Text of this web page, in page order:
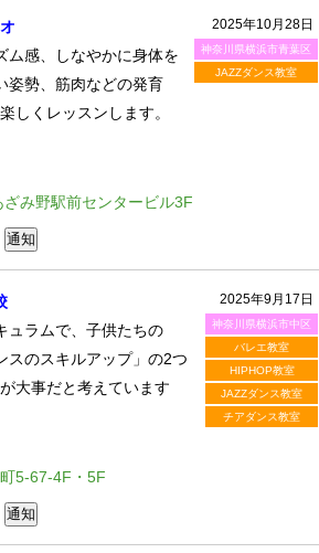
2025年10月28日
神奈川県横浜市青葉区
JAZZダンス教室
ム感、しなやかに身体を
姿勢、筋肉などの発育
しくレッスンします。
み野駅前センタービル3F
2025年9月17日
神奈川県横浜市中区
バレエ教室
HIPHOP教室
JAZZダンス教室
チアダンス教室
ュラムで、子供たちの
スのスキルアップ」の2つ
大事だと考えています
5-67-4F・5F